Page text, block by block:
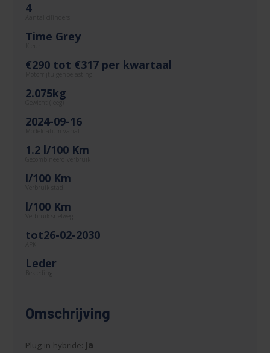
4
Time Grey
€290 tot €317 per kwartaal
Motorrijtuigenbelasting
2.075kg
Gewicht (leeg)
2024-09-16
1.2 l/100 Km
l/100 Km
l/100 Km
Verbruik snelweg
tot26-02-2030
Leder
Bekleding
Omschrijving
Plug-in hybride: Ja